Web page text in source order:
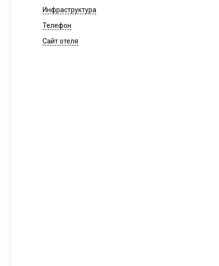
Инфраструктура
Телефон
Сайт отеля